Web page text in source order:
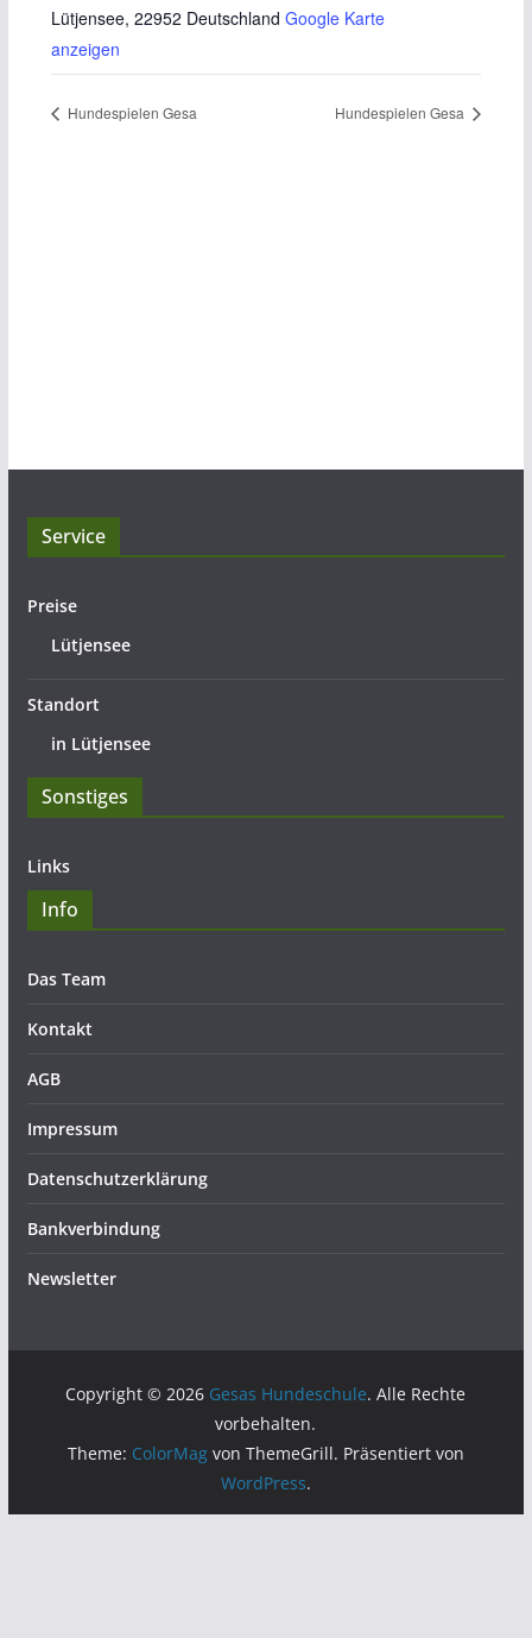
Lütjensee, 22952 Deutschland Google Karte
anzeigen
Hundespielen Gesa Hundespielen Gesa
Service
Preise
Lütjensee
Standort
in Lütjensee
Sonstiges
Links
Info
Das Team
Kontakt
AGB
Impressum
Datenschutzerklärung
Bankverbindung
Newsletter
Copyright © 2026 Gesas Hundeschule. Alle Rechte
vorbehalten.
Theme: ColorMagvon ThemeGrill. Präsentiert von
WordPress.